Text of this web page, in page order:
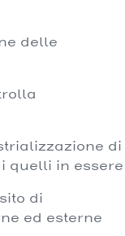
delle
di
quelli in essere
di
ed esterne